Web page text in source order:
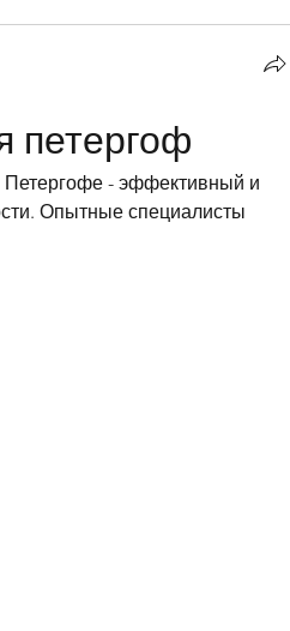
петергоф
Петергофе - эффективный и
Опытные специалисты